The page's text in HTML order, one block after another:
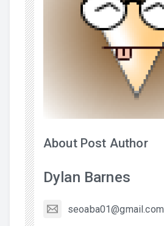
About Post Author
Dylan Barnes
seoaba01@gmail.com